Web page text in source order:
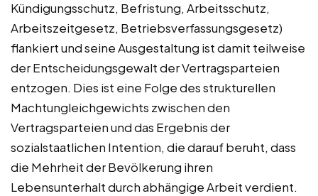
Kündigungsschutz, Befristung, Arbeitsschutz,
Arbeitszeitgesetz, Betriebsverfassungsgesetz)
flankiert und seine Ausgestaltung ist damit teilweise
der Entscheidungsgewalt der Vertragsparteien
entzogen. Dies ist eine Folge des strukturellen
Machtungleichgewichts zwischen den
Vertragsparteien und das Ergebnis der
sozialstaatlichen Intention, die darauf beruht, dass
die Mehrheit der Bevölkerung ihren
Lebensunterhalt durch abhängige Arbeit verdient.